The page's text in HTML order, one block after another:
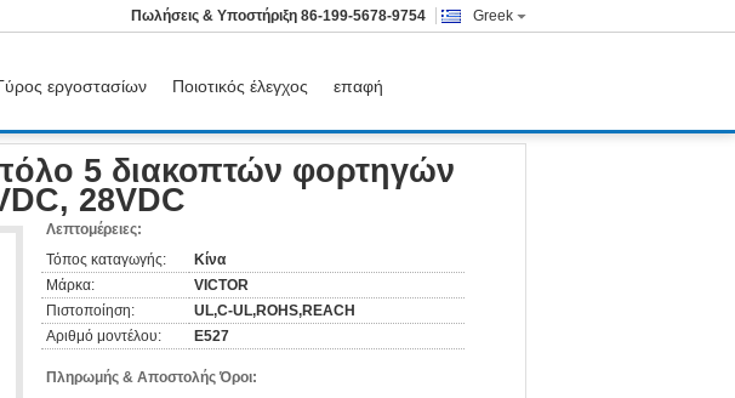
Greek
Πωλήσεις & Υποστήριξη 86-199-5678-9754
εργοστασίων Ποιοτικός έλεγχος
επαφή
φορτηγών της SAE J553 - 50A, 14VDC, 28VDC
5 διακοπτών φορτηγών
28VDC
Λεπτομέρειες:
Τόπος καταγωγής:
Κίνα
Μάρκα:
VICTOR
Πιστοποίηση:
UL,C-UL,ROHS,REACH
Αριθμό μοντέλου:
E527
Πληρωμής & Αποστολής Όροι: